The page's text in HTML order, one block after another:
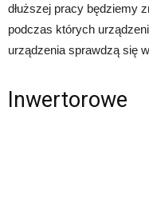
dłuższej pracy będziemy
podczas których
urządzenia sprawdzą się
Inwertorowe